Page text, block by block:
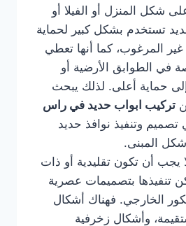
شكل المنزل أو الفيلا أو
تستخدم بشكل كبير لحماية
المرغوب، كما أنها تعطي
في الطوابق الأرضية أو
إلى حماية أعلى. لذلك يبحث
تركيب ابواب حديد في راس
وتنفيذ نوافذ حديد
المبنى.
يجب أن تكون تقليدية أو ذات
تنفيذها بتصميمات عصرية
الخارجي. فهناك أشكال
وأشكال زخرفية